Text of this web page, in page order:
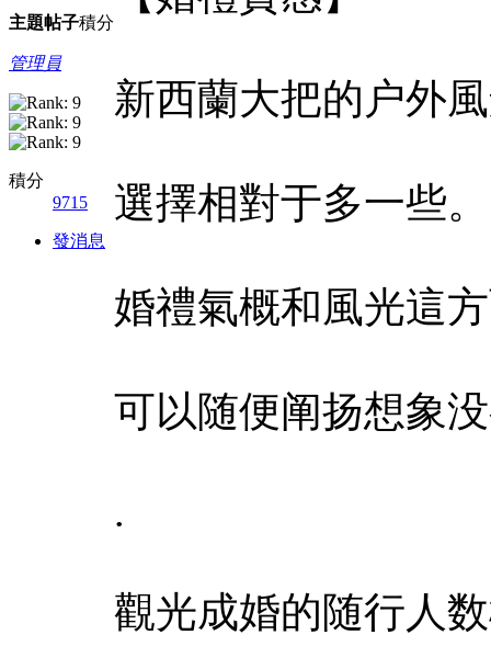
主題帖子積分
管理員
積分
9715
發消息
新西蘭大把的户外
選擇相對于多一些。
婚禮氣概和風光這
可以随便阐扬想象
.
觀光成婚的随行人